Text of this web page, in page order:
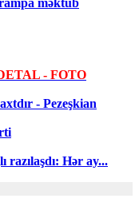
məktub
- FOTO
- Pezeşkian
Hər ay...